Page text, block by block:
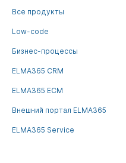
Все продукты
Low-code
Бизнес-процессы
ELMA365 CRM
ELMA365 ECM
Внешний портал ELMA365
ELMA365 Service